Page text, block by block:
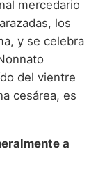
mercedario
los
y se celebra
del vientre
cesárea, es
a